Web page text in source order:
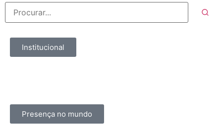
Institucional
Presença no mundo